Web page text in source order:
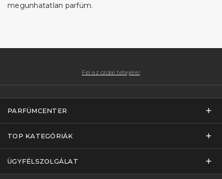
megunhatatlan parfüm.
Fel az oldal tetejére!
PARFÜMCENTER
TOP KATEGÓRIÁK
ÜGYFÉLSZOLGÁLAT